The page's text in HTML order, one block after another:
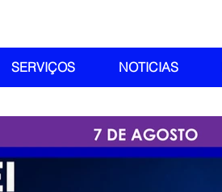
SERVIÇOS NOTICIAS